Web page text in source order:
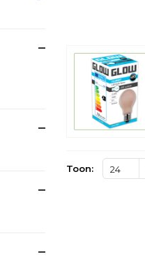
Toon: 24